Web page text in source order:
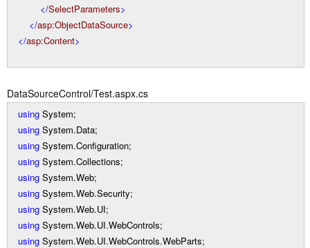
</SelectParameters>
</asp:ObjectDataSource>
</asp:Content>
DataSourceControl/Test.aspx.cs
using System;
using System.Data;
using System.Configuration;
using System.Collections;
using System.Web;
using System.Web.Security;
using System.Web.UI;
using System.Web.UI.WebControls;
using System.Web.UI.WebControls.WebParts;